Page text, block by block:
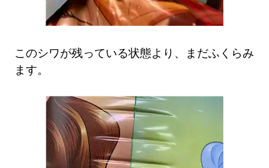
このシワが残っている状態より、まだふくらみ
ます。